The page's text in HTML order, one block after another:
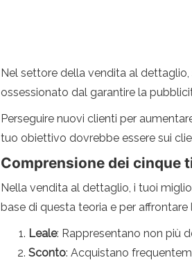
Nel settore della vendita al
ossessionato dal garantire la
Perseguire nuovi clienti per
tuo obiettivo dovrebbe essere sui
Comprensione dei cinque
Nella vendita al dettaglio, i tuoi
base di questa teoria e per
Leale: Rappresentano non più
Sconto: Acquistano